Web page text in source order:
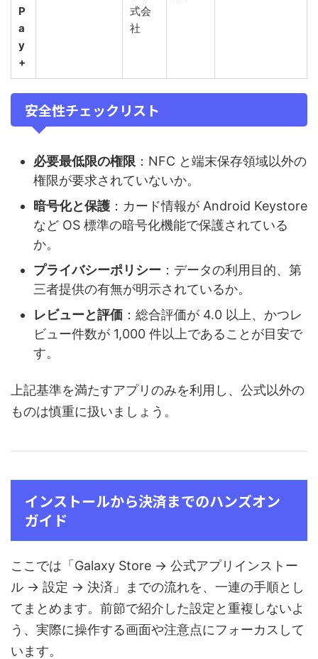
P
a
y
+
式会
社
安全性チェックリスト
必要最低限の権限 ：NFC と端末保存領域以外の
権限が要求されていないか。
暗号化と保護 ：カード情報が Android Keystore
など OS 標準の暗号化機能で保護されている
か。
プライバシーポリシー ：データの利用目的、第
三者提供の有無が明示されているか。
レビューと評価 ：総合評価が 4.0 以上、かつレ
ビュー件数が 1,000 件以上であることが目安で
す。
上記基準を満たすアプリのみを利用し、公式以外の
ものは慎重に扱いましょう。
インストールから決済までのハンズオン
ガイド
ここでは「Galaxy Store → 公式アプリインストー
ル → 設定 → 決済」までの流れを、一連の手順とし
てまとめます。前節で紹介した設定と重複しないよ
う、実際に操作する画面や注意点にフォーカスして
います。